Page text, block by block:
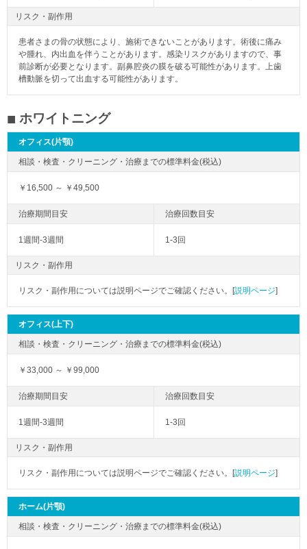
リスク・副作用
患者さまの骨の状態により、施術できないことがあります。術後に痛み
や腫れ、内出血を伴うことがあります。感染リスクがありますので、事
前診断が必要となります。副鼻腔炎の膜を破る可能性があります。上歯
槽動脈を切って出血する可能性があります。
ホワイトニング
オフィス(片顎)
￥16,500 ～ ￥49,500
1週間-3週間 1-3回
リスク・副作用
リスク・副作用については説明ページでご確認ください。[説明ページ]
オフィス(上下)
￥33,000 ～ ￥99,000
1週間-3週間 1-3回
リスク・副作用
リスク・副作用については説明ページでご確認ください。[説明ページ]
ホーム(片顎)